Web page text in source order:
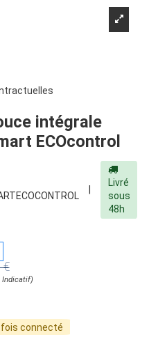
intégrale
ECOcontrol
Livré
sous
48h
€
Indicatif)
fois connecté